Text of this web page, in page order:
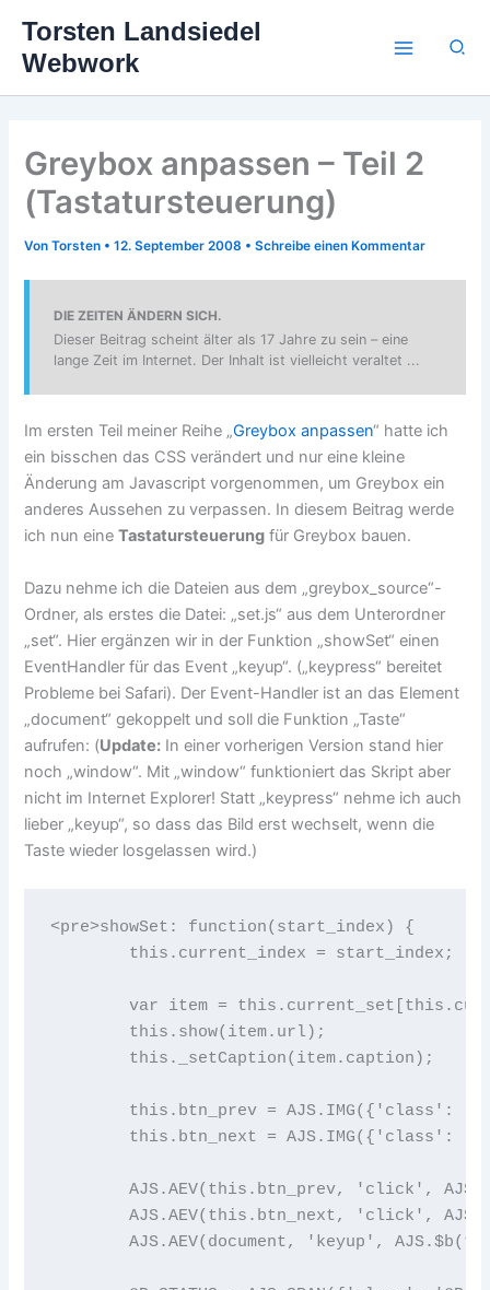
Inhalt
springen
Torsten Landsiedel
Webwork
Greybox anpassen – Teil 2
(Tastatursteuerung)
VonTorsten •12. September 2008 •Schreibe einen Kommentar
DIE ZEITEN ÄNDERN SICH.
Dieser Beitrag scheint älter als 17 Jahre zu sein – eine
lange Zeit im Internet. Der Inhalt ist vielleicht veraltet ...
Im ersten Teil meiner Reihe „Greybox anpassen“ hatte ich
ein bisschen das CSS verändert und nur eine kleine
Änderung am Javascript vorgenommen, um Greybox ein
anderes Aussehen zu verpassen. In diesem Beitrag werde
ich nun eineTastatursteuerung für Greybox bauen.
Dazu nehme ich die Dateien aus dem „greybox_source“-
Ordner, als erstes die Datei: „set.js“ aus dem Unterordner
„set“. Hier ergänzen wir in der Funktion „showSet“ einen
EventHandler für das Event „keyup“. („keypress“ bereitet
Probleme bei Safari). Der Event-Handler ist an das Element
„document“ gekoppelt und soll die Funktion „Taste“
aufrufen: (Update: In einer vorherigen Version stand hier
noch „window“. Mit „window“ funktioniert das Skript aber
nicht im Internet Explorer! Statt „keypress“ nehme ich auch
lieber „keyup“, so dass das Bild erst wechselt, wenn die
Taste wieder losgelassen wird.)
<pre>showSet: function(start_index) {
this.current_index = start_index;
var item =
this.show(item.url);
this._setCaption(item.caption);
this.btn_prev = AJS.IMG({'class':
this.btn_next = AJS.IMG({'class':
AJS.AEV(this.btn_prev, 'click',
AJS.AEV(this.btn_next, 'click',
AJS.AEV(document, 'keyup',